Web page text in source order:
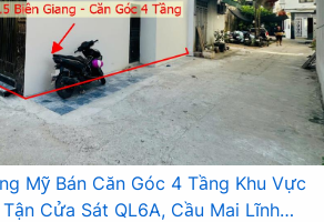
Mỹ Bán Căn Góc 4 Tầng Khu Vực
Cửa Sát QL6A, Cầu Mai Lĩnh